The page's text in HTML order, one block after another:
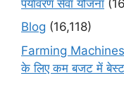
पर्यावरण सेवा योजना
Blog (16,118)
Farming
के लिए कम बजट में